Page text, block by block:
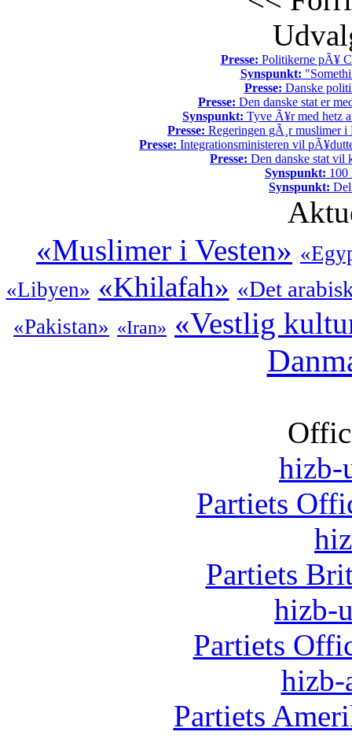
Presse: Politikerne pÃ¥
Synspunkt:
Presse: Danske
Presse: Den danske stat er
Synspunkt: Tyve Ã¥r med hetz
Presse: Regeringen gÃ¸r muslimer
Presse: Integrationsministeren vil
Presse: Den danske stat vil
Synspunkt: 100
Synspunkt:
«Muslimer i Vesten»
«Libyen» «Khilafah» «Det
«Pakistan» «Iran» «Vestlig
hizb-
Partiets
Partiets
hizb-
Partiets
hizb-
Partiets